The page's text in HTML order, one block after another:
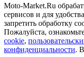
Moto-Market.Ru
сервисов и для
запретить обработку
Пожалуйста,
cookie,
конфиденциальности.